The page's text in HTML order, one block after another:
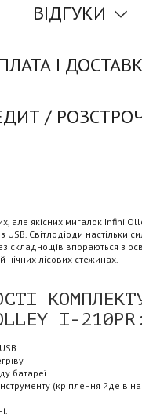
ВІДГУКИ
І
/
але якісних мигалок Infini
USB. Світлодіоди настільки
складнощів впораються з
нічних лісових стежинах.
I-210PR:
батареї
(кріплення йде в